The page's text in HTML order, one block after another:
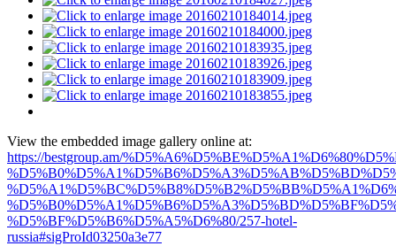
View the embedded image gallery online at:
https://bestgroup.am/
%D5%BF%D5%B6%D5%A5%D6%80/257-hotel-
russia#sigProId03250a3e77